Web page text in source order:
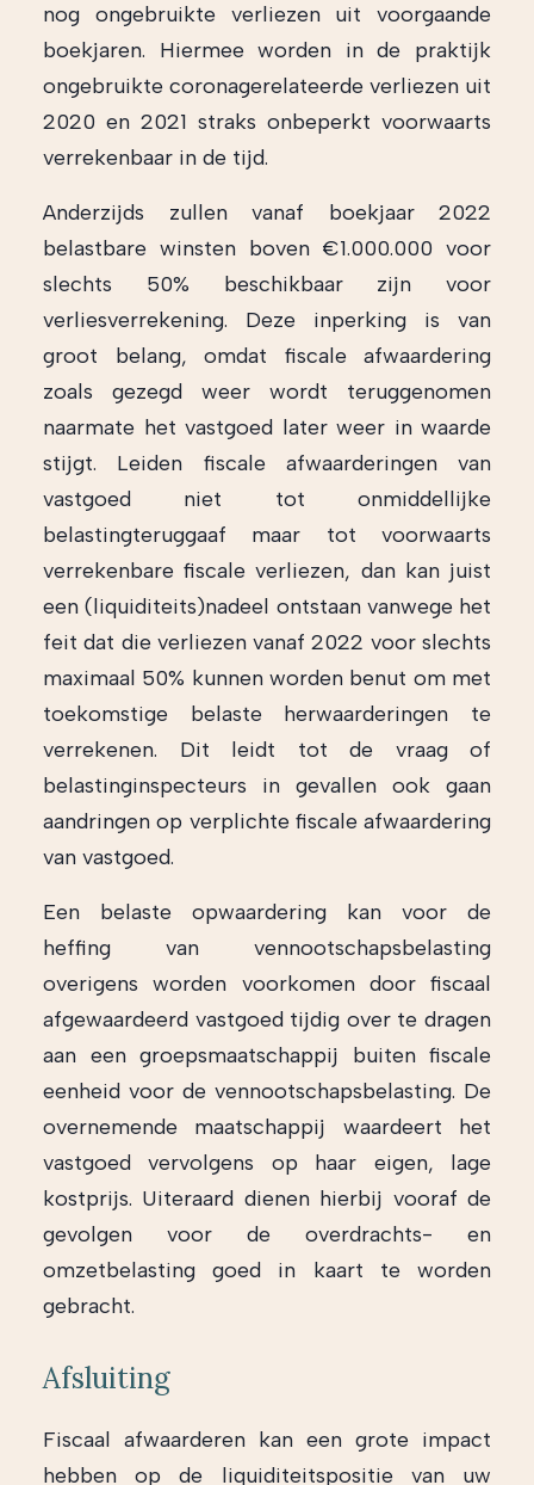
nog ongebruikte verliezen uit voorgaande
boekjaren. Hiermee worden in de praktijk
ongebruikte coronagerelateerde verliezen uit
2020 en 2021 straks onbeperkt voorwaarts
verrekenbaar in de tijd.
Anderzijds zullen vanaf boekjaar 2022
belastbare winsten boven €1.000.000 voor
slechts 50% beschikbaar zijn voor
verliesverrekening. Deze inperking is van
groot belang, omdat fiscale afwaardering
zoals gezegd weer wordt teruggenomen
naarmate het vastgoed later weer in waarde
stijgt. Leiden fiscale afwaarderingen van
vastgoed niet tot onmiddellijke
belastingteruggaaf maar tot voorwaarts
verrekenbare fiscale verliezen, dan kan juist
een (liquiditeits)nadeel ontstaan vanwege het
feit dat die verliezen vanaf 2022 voor slechts
maximaal 50% kunnen worden benut om met
toekomstige belaste herwaarderingen te
verrekenen. Dit leidt tot de vraag of
belastinginspecteurs in gevallen ook gaan
aandringen op verplichte fiscale afwaardering
van vastgoed.
Een belaste opwaardering kan voor de
heffing van vennootschapsbelasting
overigens worden voorkomen door fiscaal
afgewaardeerd vastgoed tijdig over te dragen
aan een groepsmaatschappij buiten fiscale
eenheid voor de vennootschapsbelasting. De
overnemende maatschappij waardeert het
vastgoed vervolgens op haar eigen, lage
kostprijs. Uiteraard dienen hierbij vooraf de
gevolgen voor de overdrachts- en
omzetbelasting goed in kaart te worden
gebracht.
Afsluiting
Fiscaal afwaarderen kan een grote impact
hebben op de liquiditeitspositie van uw